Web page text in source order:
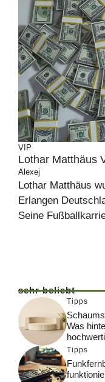
VIP
Lothar Matthäus
Alexej
Lothar Matthäus
Erlangen
Seine
sehr beliebt
Tipps
Was
Tipps